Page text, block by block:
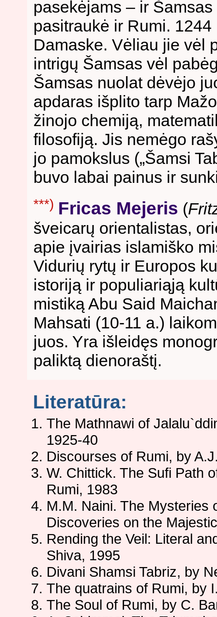
pasekėjams – ir
pasitraukė ir Rumi.
Damaske. Vėliau jie vėl
intrigų Šamsas vėl
Šamsas nuolat dėvėjo
apdaras išplito tarp
žinojo chemiją,
filosofiją. Jis nemėgo
jo pamokslus („Šamsi
buvo labai painus ir
***) Fricas Mejeris (
šveicarų orientalistas,
apie įvairias islamiško
Vidurių rytų ir Europos
istoriją ir populiariąją
mistiką Abu Said
Mahsati (10-11 a.)
juos. Yra išleidęs
paliktą dienoraštį.
Literatūra:
The Mathnawi of
1925-40
Discourses of Rumi, by
W. Chittick. The Sufi Path
Rumi, 1983
M.M. Naini. The Mysteries
Discoveries on the
Rending the Veil: Literal
Shiva, 1995
Divani Shamsi Tabriz, by
The quatrains of Rumi, by
The Soul of Rumi, by C.